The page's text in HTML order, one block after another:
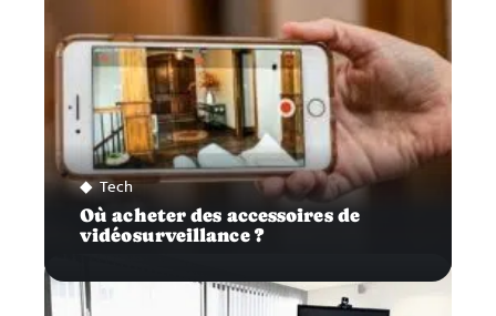
Tech
Où acheter des accessoires de
vidéosurveillance ?